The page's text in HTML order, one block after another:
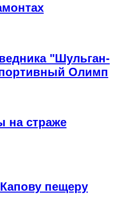
"Шульган-
Олимп
на страже
пещеру